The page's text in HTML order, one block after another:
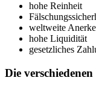
hohe Reinheit
weltweite
hohe Liquidität
gesetzliches
Die